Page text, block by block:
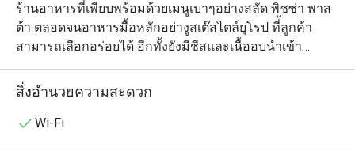
ร้านอาหารที่เพียบพร้อมด้วยเมนูเบาๆอย่างสลัด พิซซ่า พาส
ต้า ตลอดจนอาหารมื้อหลักอย่างูสเต๊สไตล์ยุโรป ที่้ลูกค้า
สามารถเลือกอร่อยได้ อีกทั้งยังมีชีสและเนื้ออบนำเข้า
คุณภาพสูง เบเกอรี่และขนมอบโฮมเมดร้อนๆ จากเตา ซึ่ง
ลูกค้าสามารถสั่งทานได้ทั้งที่ร้านหรือจะซื้อกลับบ้าน เราก็มี
สามารถแชร์กันได้ เพื่อเพิ่มบรรยากาศให้มีความสนุกกับการ
สิ่งอำนวยความสะดวก
Wi-Fi